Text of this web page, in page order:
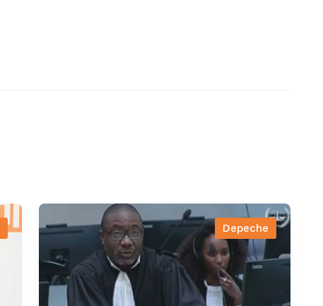
Depeche